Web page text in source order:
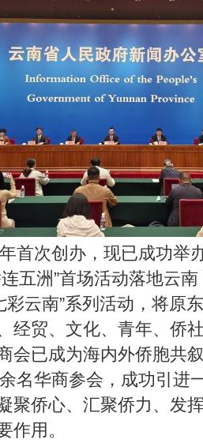
首次创办，现已成功举
五洲”首场活动落地云
彩云南”系列活动，将原
经贸、文化、青年、侨
会已成为海内外侨胞共
名华商参会，成功引进
聚侨心、汇聚侨力、发
作用。